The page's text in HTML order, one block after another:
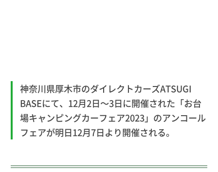
神奈川県厚木市のダイレクトカーズATSUGI
BASEにて、12月2日〜3日に開催された「お台
場キャンピングカーフェア2023」のアンコール
フェアが明日12月7日より開催される。